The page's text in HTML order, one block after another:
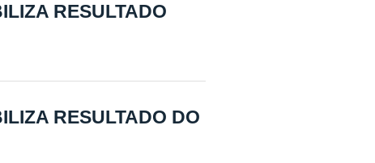
RESULTADO
RESULTADO DO